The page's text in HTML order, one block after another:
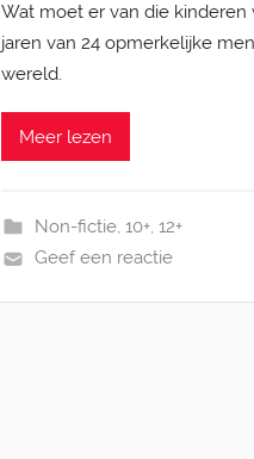
p
l
a
a
o
p
Wat moet er van die kinderen
jaren van 24 opmerkelijke
wereld.
Meer lezen
Non-fictie, 10+, 12+
Geef een reactie